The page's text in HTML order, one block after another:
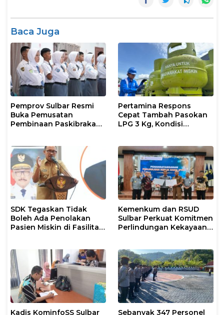
Baca Juga
Pemprov Sulbar Resmi
Buka Pemusatan
Pembinaan Paskibraka
Pertamina Respons
Cepat Tambah Pasokan
LPG 3 Kg, Kondisi
SDK Tegaskan Tidak
Boleh Ada Penolakan
Pasien Miskin di Fasilitas
Kemenkum dan RSUD
Sulbar Perkuat Komitmen
Perlindungan Kekayaan
Kadis KominfoSS Sulbar
Sebanyak 347 Personel